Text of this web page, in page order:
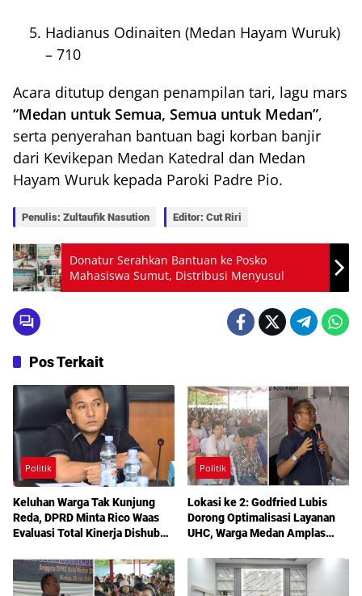
Hadianus Odinaiten (Medan Hayam Wuruk)
– 710
Acara ditutup dengan penampilan tari, lagu mars
“Medan untuk Semua, Semua untuk Medan”,
serta penyerahan bantuan bagi korban banjir
dari Kevikepan Medan Katedral dan Medan
Hayam Wuruk kepada Paroki Padre Pio.
Penulis: Zultaufik Nasution Editor: Cut Riri
Donatur Serahkan Bantuan ke Posko
Mahasiswa Sumut, Distribusi Menyusul
Pos Terkait
Politik
Keluhan Warga Tak Kunjung
Reda, DPRD Minta Rico Waas
Evaluasi Total Kinerja Dishub
Politik
Lokasi ke 2: Godfried Lubis
Dorong Optimalisasi Layanan
UHC, Warga Medan Amplas
Berobat Gratis Bermodal KTP